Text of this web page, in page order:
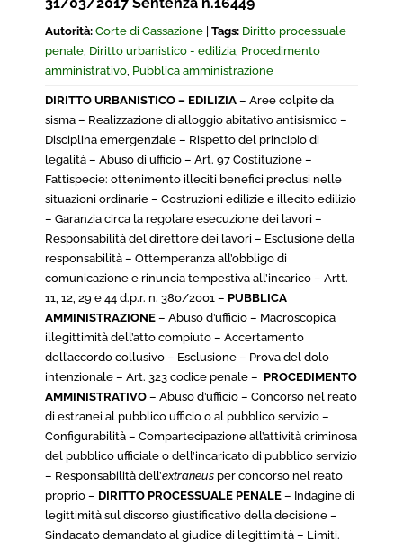
Autorità: Corte di Cassazione Tags: Diritto processuale
penale, Diritto urbanistico - edilizia, Procedimento
amministrativo, Pubblica amministrazione
DIRITTO URBANISTICO – EDILIZIA – Aree colpite da
sisma – Realizzazione di alloggio abitativo antisismico –
Disciplina emergenziale – Rispetto del principio di
legalità – Abuso di ufficio – Art. 97 Costituzione –
Fattispecie: ottenimento illeciti benefici preclusi nelle
situazioni ordinarie – Costruzioni edilizie e illecito edilizio
– Garanzia circa la regolare esecuzione dei lavori –
Responsabilità del direttore dei lavori – Esclusione della
responsabilità – Ottemperanza all’obbligo di
comunicazione e rinuncia tempestiva all’incarico – Artt.
11, 12, 29 e 44 d.p.r. n. 380/2001 – PUBBLICA
AMMINISTRAZIONE – Abuso d’ufficio – Macroscopica
illegittimità dell’atto compiuto – Accertamento
dell’accordo collusivo – Esclusione – Prova del dolo
intenzionale – Art. 323 codice penale – PROCEDIMENTO
AMMINISTRATIVO – Abuso d’ufficio – Concorso nel reato
di estranei al pubblico ufficio o al pubblico servizio –
Configurabilità – Compartecipazione all’attività criminosa
del pubblico ufficiale o dell’incaricato di pubblico servizio
– Responsabilità dell’extraneus per concorso nel reato
proprio – DIRITTO PROCESSUALE PENALE – Indagine di
legittimità sul discorso giustificativo della decisione –
Sindacato demandato al giudice di legittimità – Limiti.